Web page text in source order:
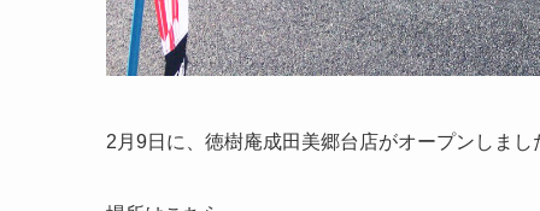
2月9日に、徳樹庵成田美郷台店がオープンしまし